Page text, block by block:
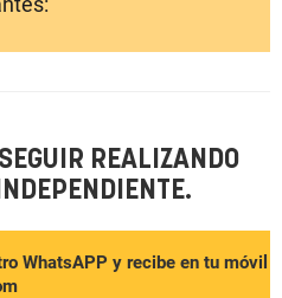
REALIZANDO
WhatsAPP y recibe en tu móvil